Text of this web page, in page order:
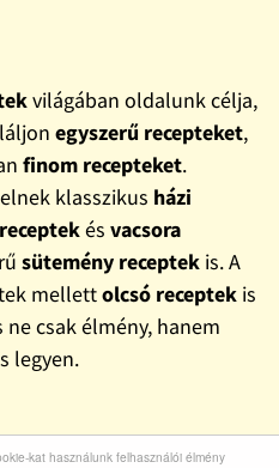
kat használunk felhasználói élmény
világában oldalunk célja,
egyszerű recepteket,
finom recepteket.
klasszikus házi
és vacsora
sütemény receptekis. A
mellettolcsó receptekis
csak élmény, hanem
legyen.